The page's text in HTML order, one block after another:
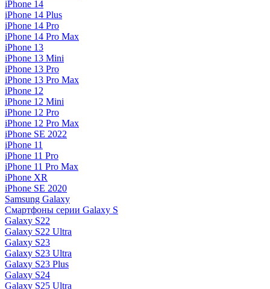
iPhone 14
iPhone 14 Plus
iPhone 14 Pro
iPhone 14 Pro Max
iPhone 13
iPhone 13 Mini
iPhone 13 Pro
iPhone 13 Pro Max
iPhone 12
iPhone 12 Mini
iPhone 12 Pro
iPhone 12 Pro Max
iPhone SE 2022
iPhone 11
iPhone 11 Pro
iPhone 11 Pro Max
iPhone XR
iPhone SE 2020
Samsung Galaxy
Смартфоны серии Galaxy S
Galaxy S22
Galaxy S22 Ultra
Galaxy S23
Galaxy S23 Ultra
Galaxy S23 Plus
Galaxy S24
Galaxy S25 Ultra